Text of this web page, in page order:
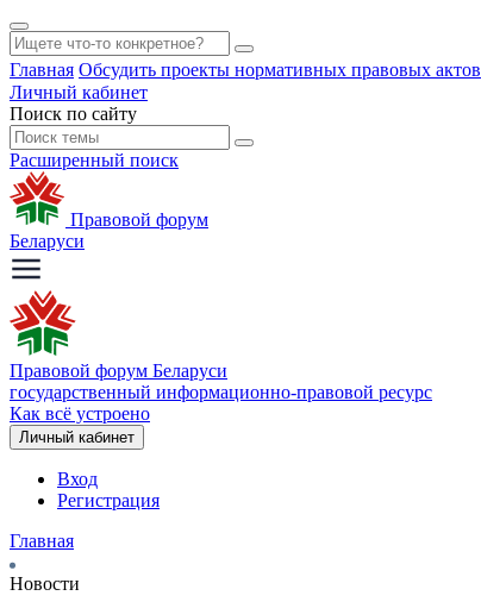
Главная Обсудить проекты нормативных правовых актов
Личный кабинет
Поиск по сайту
Расширенный поиск
Правовой форум
Беларуси
Правовой форум Беларуси
государственный информационно-правовой ресурс
Как всё устроено
Личный кабинет
Вход
Регистрация
Главная
Новости